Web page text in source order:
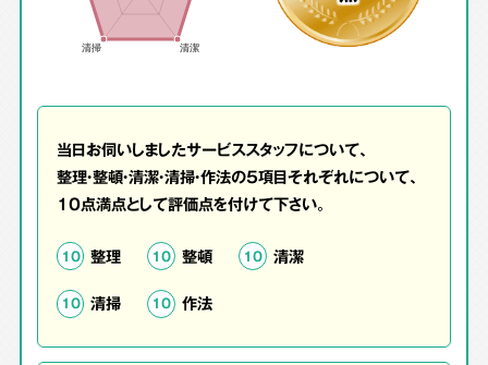
当日お伺いしましたサービススタッフについて、
整理・整頓・清潔・清掃・作法の5項目それぞれについて、
10点満点として評価点を付けて下さい。
10 整理 10 整頓 10 清潔
10 清掃 10 作法